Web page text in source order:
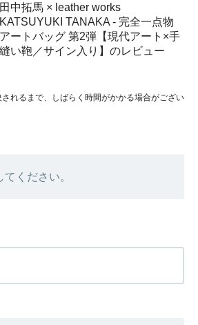
田中拓馬 × leather works
KATSUYUKI TANAKA - 完全一点物
アートバッグ 第2弾【現代アート×手
縫い鞄／サイン入り】のレビュー
れるまで、しばらく時間がかかる場合がござい
ください。